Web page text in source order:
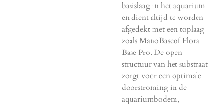
basislaag in het aquarium
en dient altijd te worden
afgedekt met een toplaag
zoals ManoBaseof Flora
Base Pro. De open
structuur van het substraat
zorgt voor een optimale
doorstroming in de
aquariumbodem,